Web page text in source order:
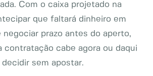
Com o caixa projetado na
que faltará dinheiro em
negociar prazo antes do aperto,
contratação cabe agora ou daqui
sem apostar.